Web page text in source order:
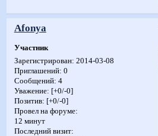
Afonya
Участник
Зарегистрирован: 2014-03-08
Приглашений: 0
Сообщений: 4
Уважение: [+0/-0]
Позитив: [+0/-0]
Провел на форуме:
12 минут
Последний визит: